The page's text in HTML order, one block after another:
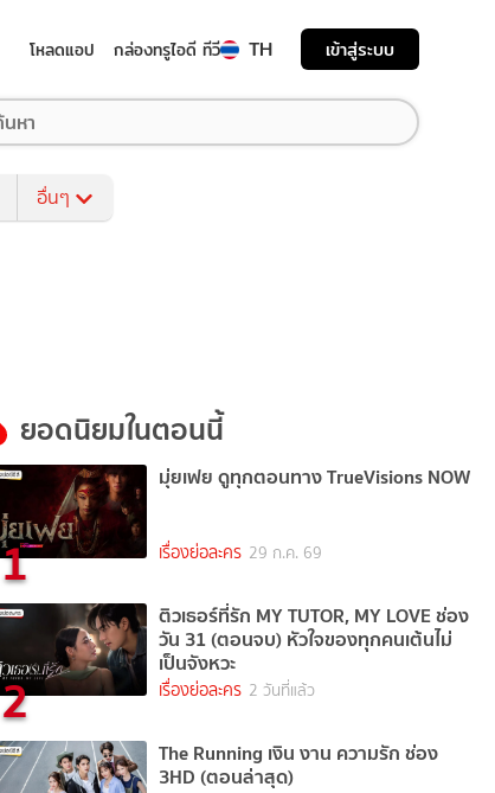
โหลดแอป กล่องทรูไอดี ทีวี TH เข้าสู่ระบบ
อื่นๆ
ยอดนิยมในตอนนี้
1
มุ่ยเฟย ดูทุกตอนทาง TrueVisions NOW
เรื่องย่อละคร 29 ก.ค. 69
2
ติวเธอร์ที่รัก MY TUTOR, MY LOVE ช่อง
วัน 31 (ตอนจบ) หัวใจของทุกคนเต้นไม่
เป็นจังหวะ
เรื่องย่อละคร 2 วันที่แล้ว
The Running เงิน งาน ความรัก ช่อง
3HD (ตอนล่าสุด)